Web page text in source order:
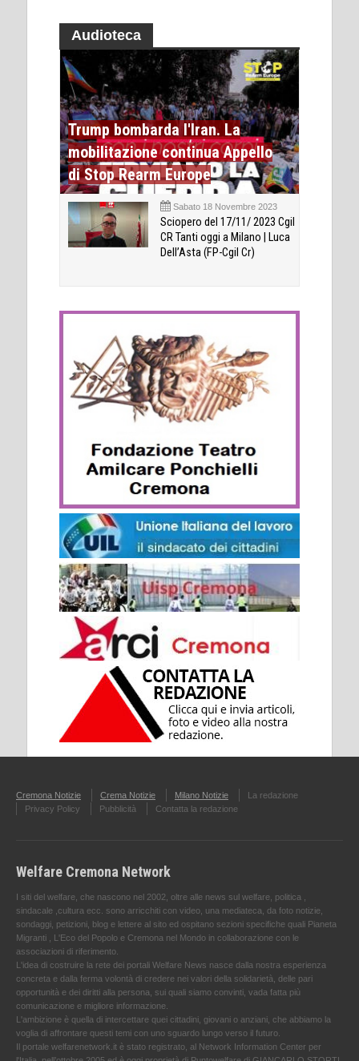
Audioteca
Trump bombarda l'Iran. La
mobilitazione continua Appello
di Stop Rearm Europe
Sabato 18 Novembre 2023
Sciopero del 17/11/ 2023 Cgil
CR Tanti oggi a Milano | Luca
Dell’Asta (FP-Cgil Cr)
Cremona Notizie Crema Notizie Milano Notizie
La redazione
Privacy Policy
Pubblicità Contatta la redazione
Welfare Cremona Network
I siti del welfare, che nascono nel 2002, oltre alle news sul welfare, politica ,
sindacale ,cultura ecc. sono arricchiti con video, una mediateca, da foto notizie,
sondaggi, petizioni, blog e lettere al sito ed ospitano sezioni specifiche quali Pianeta
Migranti , L'Eco del Popolo e Cremona nel Mondo in collaborazione con le
associazioni di riferimento.
L'idea di costruire la rete dei portali Welfare News nasce dalla nostra esperienza
concreta e dalla ferma volontà di credere nei valori della solidarietà, delle pari
opportunità e dei diritti alla persona, sui quali siamo convinti, vada fatta più
comunicazione e migliore informazione.
L'ambizione è quella di intercettare quei cittadini, giovani o anziani, che abbiamo la
voglia di affrontare questi temi con uno sguardo lungo verso il futuro.
Il portale welfarenetwork.it è stato registrato, al Network Information Center per